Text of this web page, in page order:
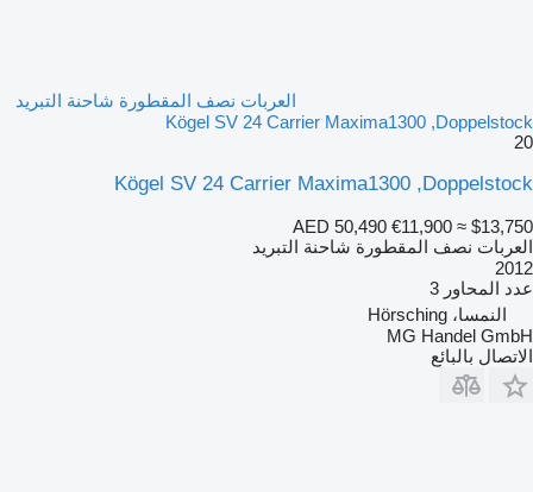
العربات نصف المقطورة شاحنة التبريد
Kögel SV 24 Carrier Maxima1300 ,Doppelstock
20
Kögel SV 24 Carrier Maxima1300 ,Doppelstock
AED 50,490 €11,900 ≈ $13,750
العربات نصف المقطورة شاحنة التبريد
2012
عدد المحاور 3
النمسا، Hörsching
MG Handel GmbH
الاتصال بالبائع